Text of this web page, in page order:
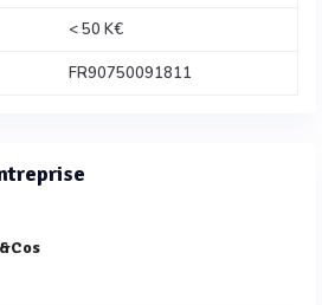
< 50 K€
FR90750091811